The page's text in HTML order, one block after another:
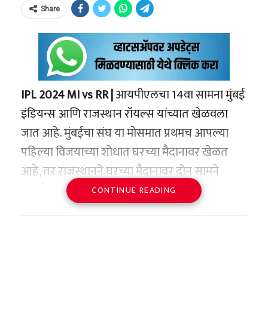
Share
IPL 2024 MI vs RR |आयपीएलचा 14वा सामना मुंबई
इंडियन्स आणि राजस्थान रॉयल्स यांच्यात खेळवला
जात आहे. मुंबईचा संघ या मोसमात प्रथमच आपल्या
पहिल्या विजयाच्या शोधात घरच्या मैदानावर खेळत
आहे, तर राजस्थानने घरच्या मैदानावर दोन सामने
खेळले असून विजयाची हॅट्ट्रिक साधण्याचा त्यांचा प्रयत्न
असेल. मुंबईला पहिल्या सामन्यात गुजरातकडून आणि
CONTINUE READING